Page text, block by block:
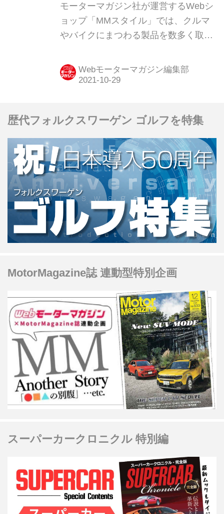
ル コレクション】
モーターマガジン社が運営するWebシ
ョップ「MMスタイル」では、クルマ
やバイクにまつわる製品を数多く取り
Webモーターマガジン編集部としてオ
ススメしたい逸品を紹介しよう。今回
Webモーターマガジン編集部
歴代フォルクスワーゲン ゴルフを特集
MotorMagazine誌 連動型特別企画
スーパーカークロニクル 特別編